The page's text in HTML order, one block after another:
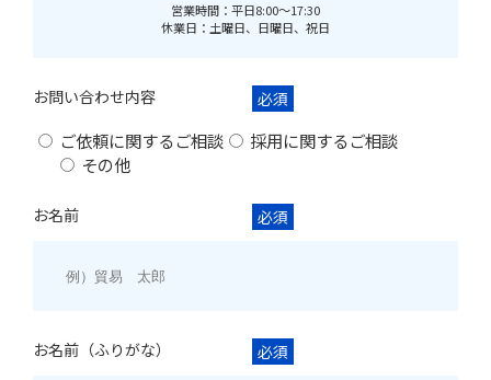
営業時間：平日8:00～17:30
休業日：土曜日、日曜日、祝日
お問い合わせ内容 必須
ご依頼に関するご相談
採用に関するご相談
その他
お名前 必須
お名前（ふりがな） 必須